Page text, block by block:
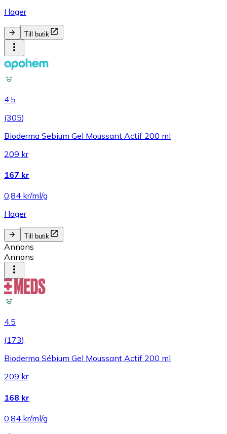
I lager
Till butik
4.5
(305)
Bioderma Sebium Gel Moussant Actif 200 ml
209 kr
167 kr
0,84 kr/ml/g
I lager
Till butik
Annons
Annons
4.5
(173)
Bioderma Sébium Gel Moussant Actif 200 ml
209 kr
168 kr
0,84 kr/ml/g